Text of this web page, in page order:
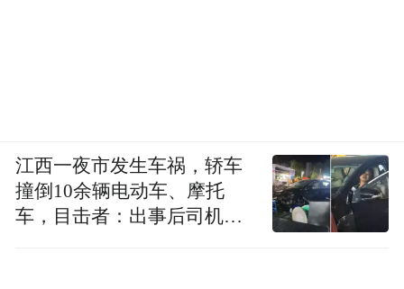
江西一夜市发生车祸，轿车
撞倒10余辆电动车、摩托
车，目击者：出事后司机一